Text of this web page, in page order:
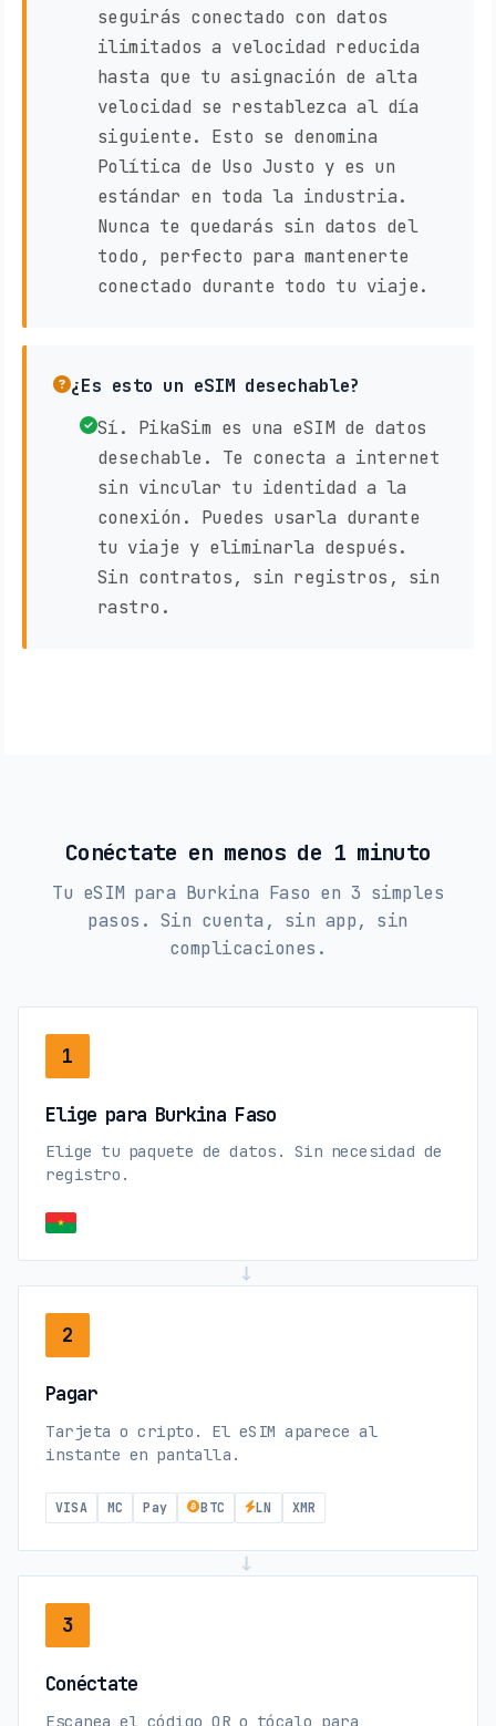
seguirás conectado con datos
ilimitados a velocidad reducida
hasta que tu asignación de alta
velocidad se restablezca al día
siguiente. Esto se denomina
Política de Uso Justo y es un
estándar en toda la industria.
Nunca te quedarás sin datos del
todo, perfecto para mantenerte
conectado durante todo tu viaje.
¿Es esto un eSIM desechable?
Sí. PikaSim es una eSIM de datos
desechable. Te conecta a internet
sin vincular tu identidad a la
conexión. Puedes usarla durante
tu viaje y eliminarla después.
Sin contratos, sin registros, sin
rastro.
Conéctate en menos de 1 minuto
Tu eSIM para Burkina Faso en 3 simples
pasos. Sin cuenta, sin app, sin
complicaciones.
1
Elige para Burkina Faso
Elige tu paquete de datos. Sin necesidad de
registro.
→
2
Pagar
Tarjeta o cripto. El eSIM aparece al
instante en pantalla.
VISA MC Pay BTC LN XMR
→
3
Conéctate
Escanea el código QR o tócalo para